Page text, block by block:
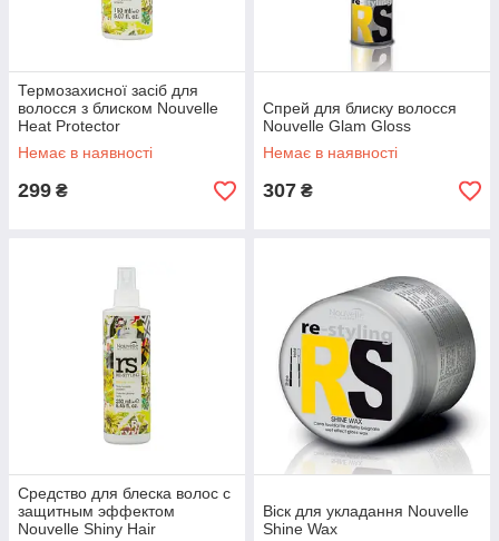
Термозахисної засіб для
волосся з блиском Nouvelle
Heat Protector
Немає в наявності
299 ₴
Спрей для блиску волосся
Nouvelle Glam Gloss
Немає в наявності
307 ₴
Средство для блеска волос с
защитным эффектом
Nouvelle Shiny Hair
Віск для укладання Nouvelle
Shine Wax